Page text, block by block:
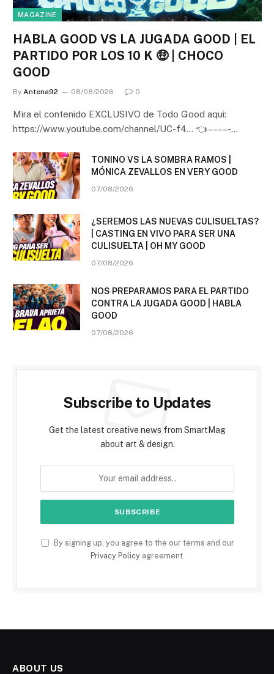
MAGAZINE
HABLA GOOD VS LA JUGADA GOOD | EL
PARTIDO POR LOS 10 K 🤑 | CHOCO
GOOD
By Antena92 08/08/2026 0
Mira el contenido EXCLUSIVO de Todo Good aqui:
https://www.youtube.com/channel/UC-f4… 👈 – – – – -…
TONINO VS LA SOMBRA RAMOS |
MÓNICA ZEVALLOS EN VERY GOOD
07/08/2026
¿SEREMOS LAS NUEVAS CULISUELTAS?
| CASTING EN VIVO PARA SER UNA
CULISUELTA | OH MY GOOD
07/08/2026
NOS PREPARAMOS PARA EL PARTIDO
CONTRA LA JUGADA GOOD | HABLA
GOOD
07/08/2026
Subscribe to Updates
Get the latest creative news from SmartMag
about art & design.
By signing up, you agree to the our terms and our
Privacy Policyagreement.
ABOUT US